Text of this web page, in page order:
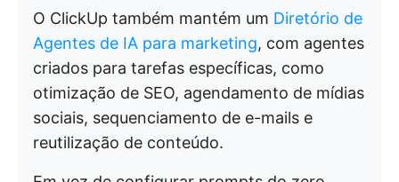
O ClickUp também mantém um Diretório de
Agentes de IA para marketing, com agentes
criados para tarefas específicas, como
otimização de SEO, agendamento de mídias
sociais, sequenciamento de e-mails e
reutilização de conteúdo.